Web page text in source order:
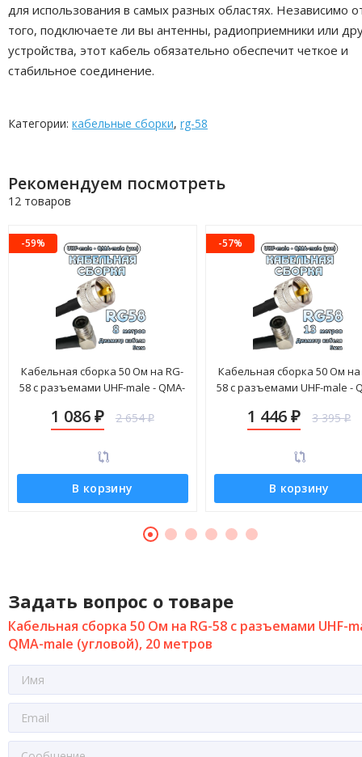
для использования в самых разных областях. Независимо
того, подключаете ли вы антенны, радиоприемники или
устройства, этот кабель обязательно обеспечит четкое и
стабильное соединение.
Категории: кабельные сборки, rg-58
Рекомендуем посмотреть
12 товаров
-59%
Кабельная сборка 50 Ом на RG-
58 с разъемами UHF-male - QMA-
1 086 ₽ 2 654₽
В корзину
-57%
Кабельная сборка 50 Ом на
58 с разъемами UHF-male -
1 446₽ 3 395₽
В корзину
Задать вопрос о товаре
Кабельная сборка 50 Ом на RG-58 с разъемами UHF-
QMA-male (угловой), 20 метров